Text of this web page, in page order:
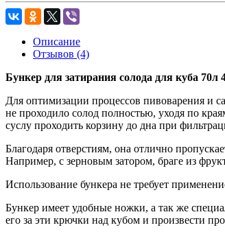
Описание
Отзывов (4)
Бункер для затирания солода для куба 70л
Для оптимизации процессов пивоварения и
не проходило солод полностью, уходя по
суслу проходить корзину до дна при
Благодаря отверстиям, она отлично
Например, с зерновым затором, браге из
Использование бункера не требует
Бункер имеет удобные ножки, а так же
его за эти крючки над кубом и произвести